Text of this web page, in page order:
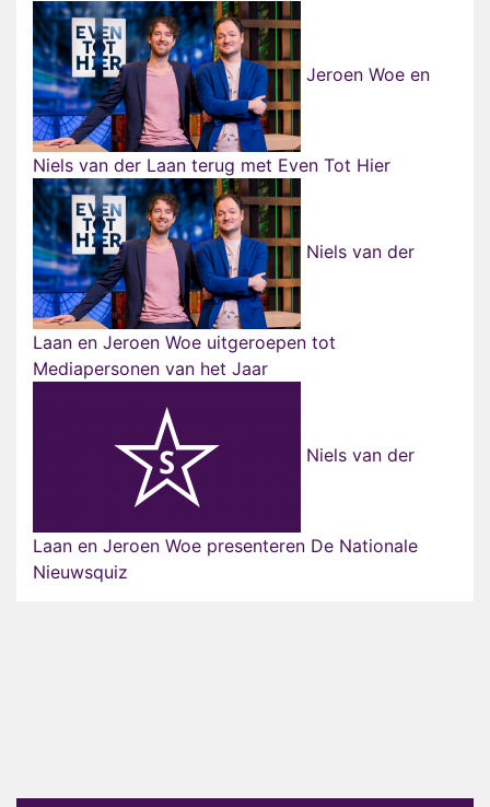
Jeroen Woe en
Niels van der Laan terug met Even Tot Hier
Niels van der
Laan en Jeroen Woe uitgeroepen tot
Mediapersonen van het Jaar
Niels van der
Laan en Jeroen Woe presenteren De Nationale
Nieuwsquiz